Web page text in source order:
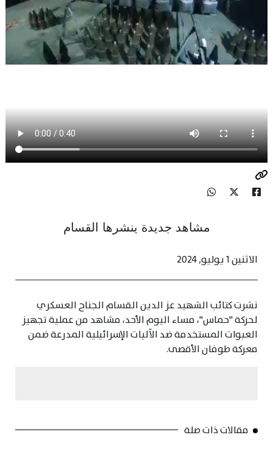
مشاهد جديدة ينشرها القسام
الاثنين 1 يوليو, 2024
نشرت كتائب الشهيد عز الدين القسام الجناح العسكري
لحركة "حماس"، مساء اليوم الأحد، مشاهد من عملية تجهيز
العبوات المستخدمة ضد الآليات الإسرائيلية المدرعة ضمن
معركة طوفان الأقصى.
مقالات ذات صلة